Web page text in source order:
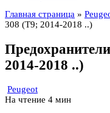
Главная страница »
308 (T9; 2014-2018 ..)
2014-2018 ..)
Peugeot
На чтение 4 мин